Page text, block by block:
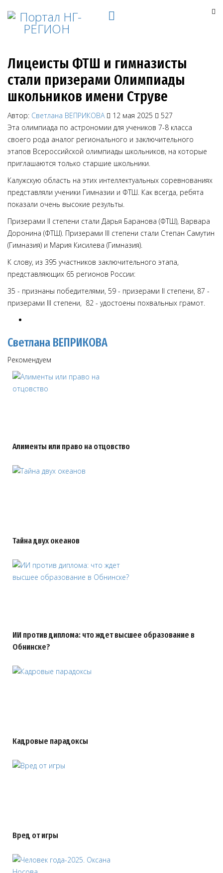
Лицеисты ФТШ и гимназисты
стали призерами Олимпиады
школьников имени Струве
Автор: Светлана ВЕПРИКОВА 12 мая 2025
527
Эта олимпиада по астрономии для учеников 7-8 класса
своего рода аналог регионального и заключительного
этапов Всероссийской олимпиады школьников, на которые
приглашаются только старшие школьники.
Калужскую область на этих интеллектуальных соревнованиях
представляли ученики Гимназии и ФТШ. Как всегда, ребята
показали очень высокие результы.
Призерами II степени стали Дарья Баранова (ФТШ), Варвара
Доронина (ФТШ). Призерами III степени стали Степан Самутин
(Гимназия) и Мария Кисилева (Гимназия).
К слову, из 395 участников заключительного этапа,
представляющих 65 регионов России:
35 - признаны победителями, 59 - призерами II степени, 87 -
призерами III степени, 82 - удостоены похвальных грамот.
Светлана ВЕПРИКОВА
Рекомендуем
Алименты или право на отцовство
Тайна двух океанов
ИИ против диплома: что ждет высшее образование в
Обнинске?
Кадровые парадоксы
Вред от игры